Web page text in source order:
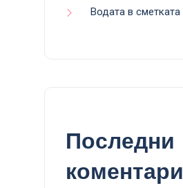
Водата в сметката
Последни
коментари